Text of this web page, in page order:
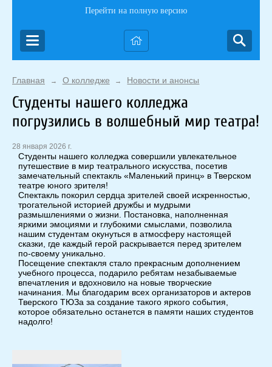
Перейти на полную версию
Главная → О колледже → Новости и анонсы
Студенты нашего колледжа
погрузились в волшебный мир театра!
28 января 2026 г.
Студенты нашего колледжа совершили увлекательное
путешествие в мир театрального искусства, посетив
замечательный спектакль «Маленький принц» в Тверском
театре юного зрителя!
Спектакль покорил сердца зрителей своей искренностью,
трогательной историей дружбы и мудрыми
размышлениями о жизни. Постановка, наполненная
яркими эмоциями и глубокими смыслами, позволила
нашим студентам окунуться в атмосферу настоящей
сказки, где каждый герой раскрывается перед зрителем
по-своему уникально.
Посещение спектакля стало прекрасным дополнением
учебного процесса, подарило ребятам незабываемые
впечатления и вдохновило на новые творческие
начинания. Мы благодарим всех организаторов и актеров
Тверского ТЮЗа за создание такого яркого события,
которое обязательно останется в памяти наших студентов
надолго!